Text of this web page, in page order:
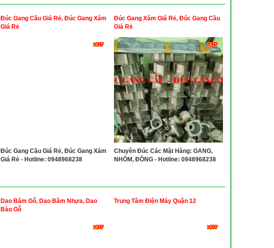
Đúc Gang Cầu Giá Rẻ, Đúc Gang Xám
Giá Rẻ
Đúc Gang Cầu Giá Rẻ, Đúc Gang Xám
Giá Rẻ - Hotline: 0948968238
Đúc Gang Xám Giá Rẻ, Đúc Gang Cầu
Giá Rẻ
Chuyên Đúc Các Mặt Hàng: GANG,
NHÔM, ĐỒNG - Hotline: 0948968238
Dao Băm Gỗ, Dao Băm Nhựa, Dao
Bào Gỗ
Trung Tâm Điện Máy Quận 12